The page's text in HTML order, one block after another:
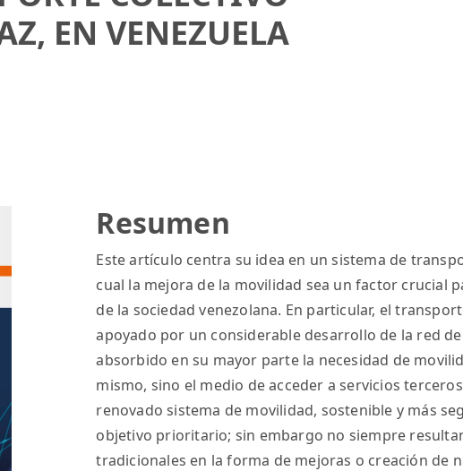
EN VENEZUELA
Resumen
Este artículo centra su idea en un sistema de
cual la mejora de la movilidad sea un factor crucial
de la sociedad venezolana. En particular, el
apoyado por un considerable desarrollo de la red
absorbido en su mayor parte la necesidad de
mismo, sino el medio de acceder a servicios
renovado sistema de movilidad, sostenible y más
objetivo prioritario; sin embargo no siempre
tradicionales en la forma de mejoras o creación de